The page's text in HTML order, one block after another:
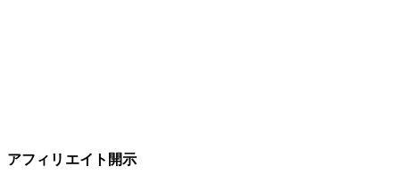
アフィリエイト開示